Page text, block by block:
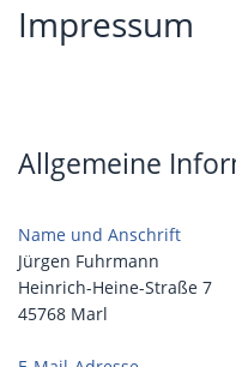
Impressum
Allgemeine
Name und Anschrift
Jürgen Fuhrmann
Heinrich-Heine-Straße 7
45768 Marl